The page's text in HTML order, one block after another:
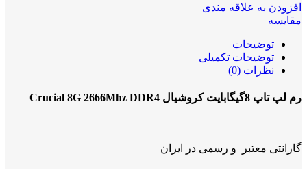
افزودن به علاقه مندی
مقایسه
توضیحات
توضیحات تکمیلی
نظرات (0)
رم لپ تاپ 8گیگابایت کروشیال Crucial 8G 2666Mhz DDR4
گارانتی معتبر و رسمی در ایران